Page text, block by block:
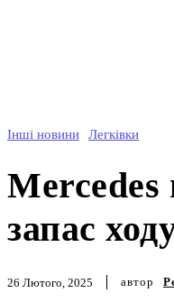
Інші новини Легківки
Mercedes
запас
26 Лютого, 2025 автор